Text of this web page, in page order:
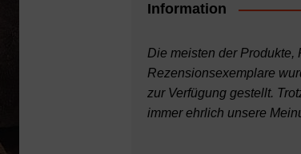
Information
Die meisten der Produkte,
Rezensionsexemplare
zur Verfügung gestellt.
immer ehrlich unsere